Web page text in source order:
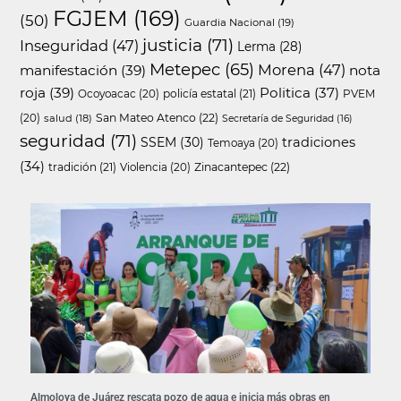
(50) FGJEM (169) Guardia Nacional (19)
Inseguridad (47) justicia (71) Lerma (28)
manifestación (39) Metepec (65) Morena (47) nota
roja (39) Ocoyoacac (20) policía estatal (21) Politica (37) PVEM
(20) salud (18) San Mateo Atenco (22) Secretaría de Seguridad (16)
seguridad (71) SSEM (30) Temoaya (20) tradiciones
(34) tradición (21) Violencia (20) Zinacantepec (22)
Almoloya de Juárez rescata pozo de agua e inicia más obras en